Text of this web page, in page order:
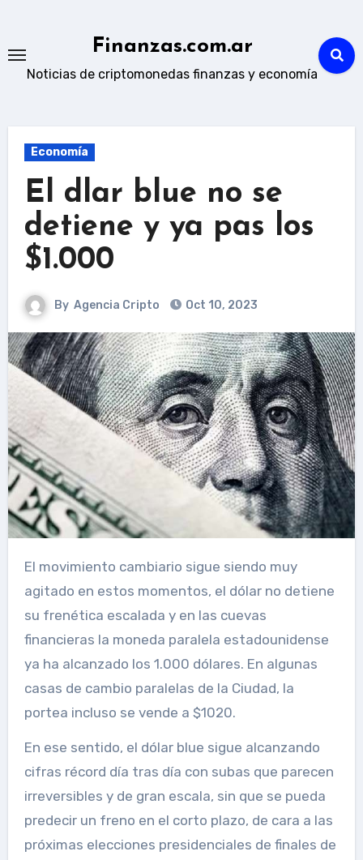
content
Finanzas.com.ar
Noticias de criptomonedas finanzas y economía
Economía
El dlar blue no se
detiene y ya pas los
$1.000
By Agencia Cripto Oct 10, 2023
El movimiento cambiario sigue siendo muy
agitado en estos momentos, el dólar no detiene
su frenética escalada y en las cuevas
financieras la moneda paralela estadounidense
ya ha alcanzado los 1.000 dólares. En algunas
casas de cambio paralelas de la Ciudad, la
portea incluso se vende a $1020.
En ese sentido, el dólar blue sigue alcanzando
cifras récord día tras día con subas que parecen
irreversibles y de gran escala, sin que se pueda
predecir un freno en el corto plazo, de cara a las
próximas elecciones presidenciales de finales de